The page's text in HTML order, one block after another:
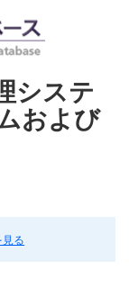
システ
および
る